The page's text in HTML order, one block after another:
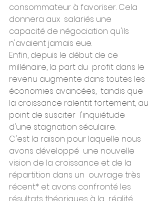
consommateur à favoriser. Cela
donnera aux  salariés une
capacité de négociation qu'ils
n'avaient jamais eue.
Enfin, depuis le début de ce
millénaire, la part du  profit dans le
revenu augmente dans toutes les
économies avancées,  tandis que
la croissance ralentit fortement, au
point de susciter  l'inquiétude
d'une stagnation séculaire.
C'est la raison pour laquelle nous
avons développé  une nouvelle
vision de la croissance et de la
répartition dans un  ouvrage très
récent* et avons confronté les